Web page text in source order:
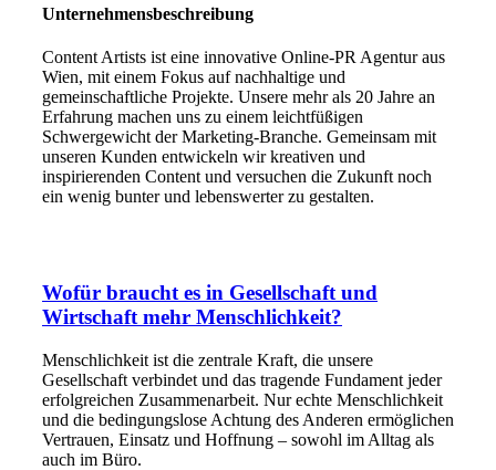
Unternehmensbeschreibung
Content Artists ist eine innovative Online-PR Agentur aus
Wien, mit einem Fokus auf nachhaltige und
gemeinschaftliche Projekte. Unsere mehr als 20 Jahre an
Erfahrung machen uns zu einem leichtfüßigen
Schwergewicht der Marketing-Branche. Gemeinsam mit
unseren Kunden entwickeln wir kreativen und
inspirierenden Content und versuchen die Zukunft noch
ein wenig bunter und lebenswerter zu gestalten.
Wofür braucht es in Gesellschaft und
Wirtschaft mehr Menschlichkeit?
Menschlichkeit ist die zentrale Kraft, die unsere
Gesellschaft verbindet und das tragende Fundament jeder
erfolgreichen Zusammenarbeit. Nur echte Menschlichkeit
und die bedingungslose Achtung des Anderen ermöglichen
Vertrauen, Einsatz und Hoffnung – sowohl im Alltag als
auch im Büro.